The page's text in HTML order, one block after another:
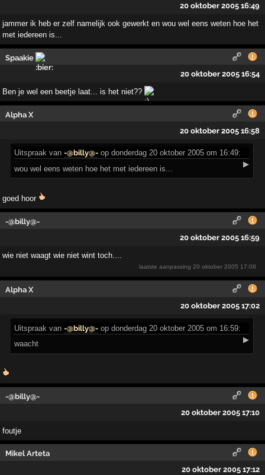
20 oktober 2005 16:49
jammer ik heb er zelf namelijk ook gewerkt en wou wel eens weten hoe het
met iedereen is...
Spaakie
20 oktober 2005 16:54
Ben je wel een beetje laat... is het niet??
Alpha X
20 oktober 2005 16:58
Uitspraak van-@billy@- op donderdag 20 oktober 2005 om 16:49:
▶
wou wel eens weten hoe het met iedereen is...
goed hoor
-@billy@-
20 oktober 2005 16:59
wie niet waagt wie niet wint toch....
laatste aanpassing20 oktober 2005 17:08
Alpha X
20 oktober 2005 17:02
Uitspraak van-@billy@- op donderdag 20 oktober 2005 om 16:59:
▶
waacht
-@billy@-
20 oktober 2005 17:10
foutje
Mikel Arteta
20 oktober 2005 17:12